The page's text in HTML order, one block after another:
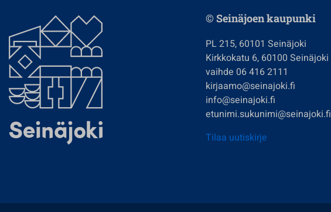
© Seinäjoen kaupunki
PL 215, 60101 Seinäjoki
Kirkkokatu 6, 60100 Seinäjoki
vaihde 06 416 2111
kirjaamo@seinajoki.fi
info@seinajoki.fi
etunimi.sukunimi@seinajoki.fi
Tilaa uutiskirje